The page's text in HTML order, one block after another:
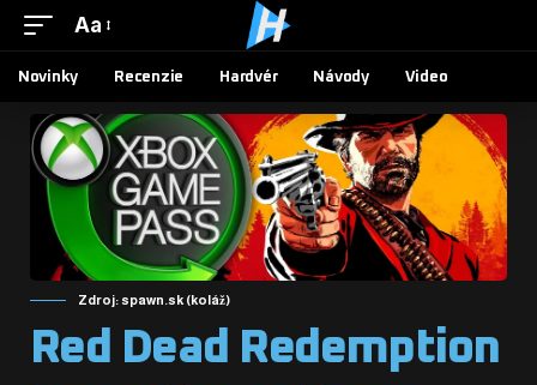
Aa
Novinky Recenzie Hardvér Návody Video
Zdroj: spawn.sk (koláž)
Red Dead Redemption